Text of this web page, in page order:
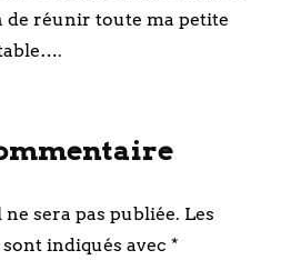
de réunir toute ma petite
sera pas publiée. Les
indiqués avec *